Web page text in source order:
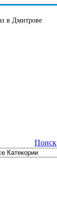
в Дмитрове
Поиск